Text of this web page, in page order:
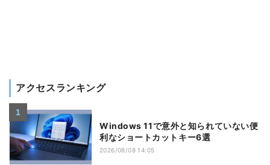
アクセスランキング
Windows 11で意外と知られていない便
利なショートカットキー6選
2026/08/08 14:05